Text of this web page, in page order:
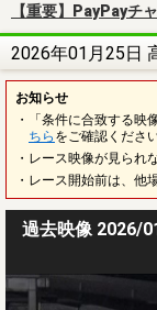
【重要】PayPayチ
2026年01月25日
お知らせ
・「条件に合致する映
ちら をご確認ください
・レース映像が見られ
・レース開始前は、他
過去映像 2026/